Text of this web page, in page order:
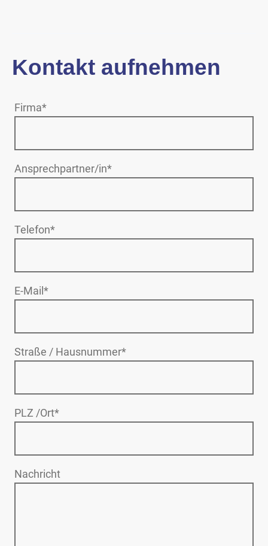
Kontakt aufnehmen
Firma*
Ansprechpartner/in*
Telefon*
E-Mail*
Straße / Hausnummer*
PLZ /Ort*
Nachricht